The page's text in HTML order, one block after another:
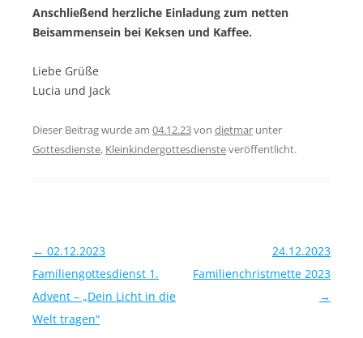
Anschließend herzliche Einladung zum netten
Beisammensein bei Keksen und Kaffee.
Liebe Grüße
Lucia und Jack
Dieser Beitrag wurde am 04.12.23von dietmar unter
Gottesdienste, Kleinkindergottesdiensteveröffentlicht.
Beitragsnavigation
← 02.12.2023
Familiengottesdienst 1.
Advent – „Dein Licht in die
Welt tragen“
24.12.2023
Familienchristmette 2023
→